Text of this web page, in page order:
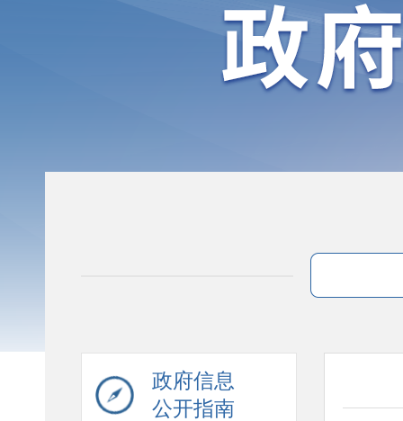
政府信息
公开指南